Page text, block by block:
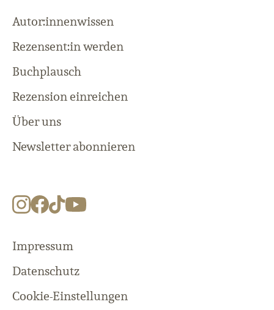
Autor:innenwissen
Rezensent:in werden
Buchplausch
Rezension einreichen
Über uns
Newsletter abonnieren
Impressum
Datenschutz
Cookie-Einstellungen